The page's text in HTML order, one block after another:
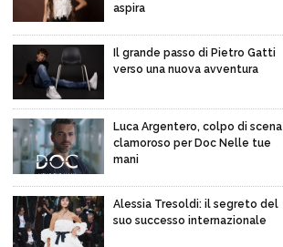
aspira
Il grande passo di Pietro Gatti
verso una nuova avventura
Luca Argentero, colpo di scena
clamoroso per Doc Nelle tue
mani
Alessia Tresoldi: il segreto del
suo successo internazionale